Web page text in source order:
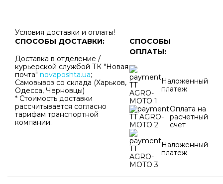
Условия доставки и оплаты!
СПОСОБЫ ДОСТАВКИ:
Доставка в отделение /
курьерской службой ТК "Новая
почта" novaposhta.ua;
Самовывоз со склада (Харьков,
Одесса, Черновцы)
* Стоимость доставки
рассчитывается согласно
тарифам транспортной
компании.
СПОСОБЫ
ОПЛАТЫ:
Наложенный
платеж
Оплата на
расчетный
счет
Наложенный
платеж